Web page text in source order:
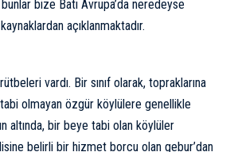
bize Batı Avrupa’da neredeyse
açıklanmaktadır.
vardı. Bir sınıf olarak, topraklarına
olmayan özgür köylülere genellikle
altında, bir beye tabi olan köylüler
belirli bir hizmet borcu olan gebur’dan